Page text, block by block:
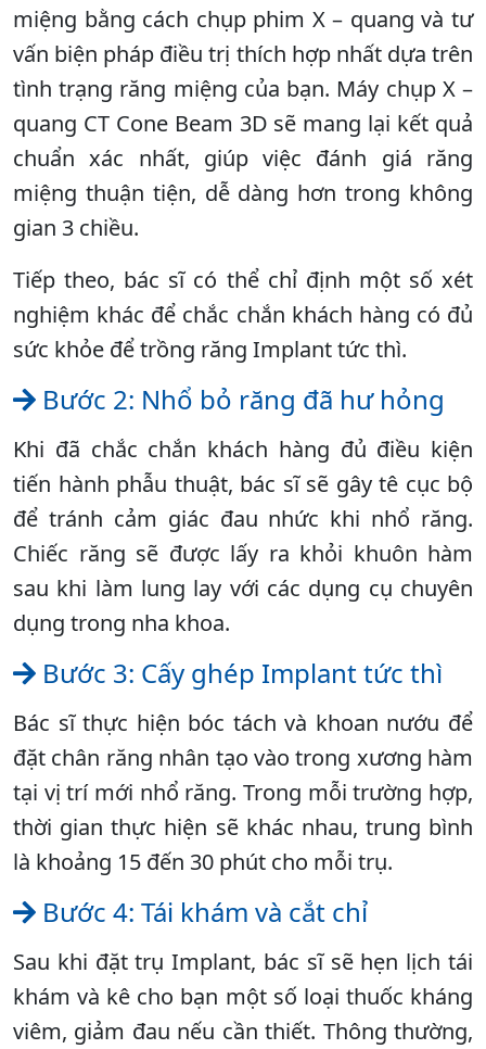
miệng bằng cách chụp phim X – quang và tư
vấn biện pháp điều trị thích hợp nhất dựa trên
tình trạng răng miệng của bạn. Máy chụp X –
quang CT Cone Beam 3D sẽ mang lại kết quả
chuẩn xác nhất, giúp việc đánh giá răng
miệng thuận tiện, dễ dàng hơn trong không
gian 3 chiều.
Tiếp theo, bác sĩ có thể chỉ định một số xét
nghiệm khác để chắc chắn khách hàng có đủ
sức khỏe để trồng răng Implant tức thì.
Bước 2: Nhổ bỏ răng đã hư hỏng
Khi đã chắc chắn khách hàng đủ điều kiện
tiến hành phẫu thuật, bác sĩ sẽ gây tê cục bộ
để tránh cảm giác đau nhức khi nhổ răng.
Chiếc răng sẽ được lấy ra khỏi khuôn hàm
sau khi làm lung lay với các dụng cụ chuyên
dụng trong nha khoa.
Bước 3: Cấy ghép Implant tức thì
Bác sĩ thực hiện bóc tách và khoan nướu để
đặt chân răng nhân tạo vào trong xương hàm
tại vị trí mới nhổ răng. Trong mỗi trường hợp,
thời gian thực hiện sẽ khác nhau, trung bình
là khoảng 15 đến 30 phút cho mỗi trụ.
Bước 4: Tái khám và cắt chỉ
Sau khi đặt trụ Implant, bác sĩ sẽ hẹn lịch tái
khám và kê cho bạn một số loại thuốc kháng
viêm, giảm đau nếu cần thiết. Thông thường,